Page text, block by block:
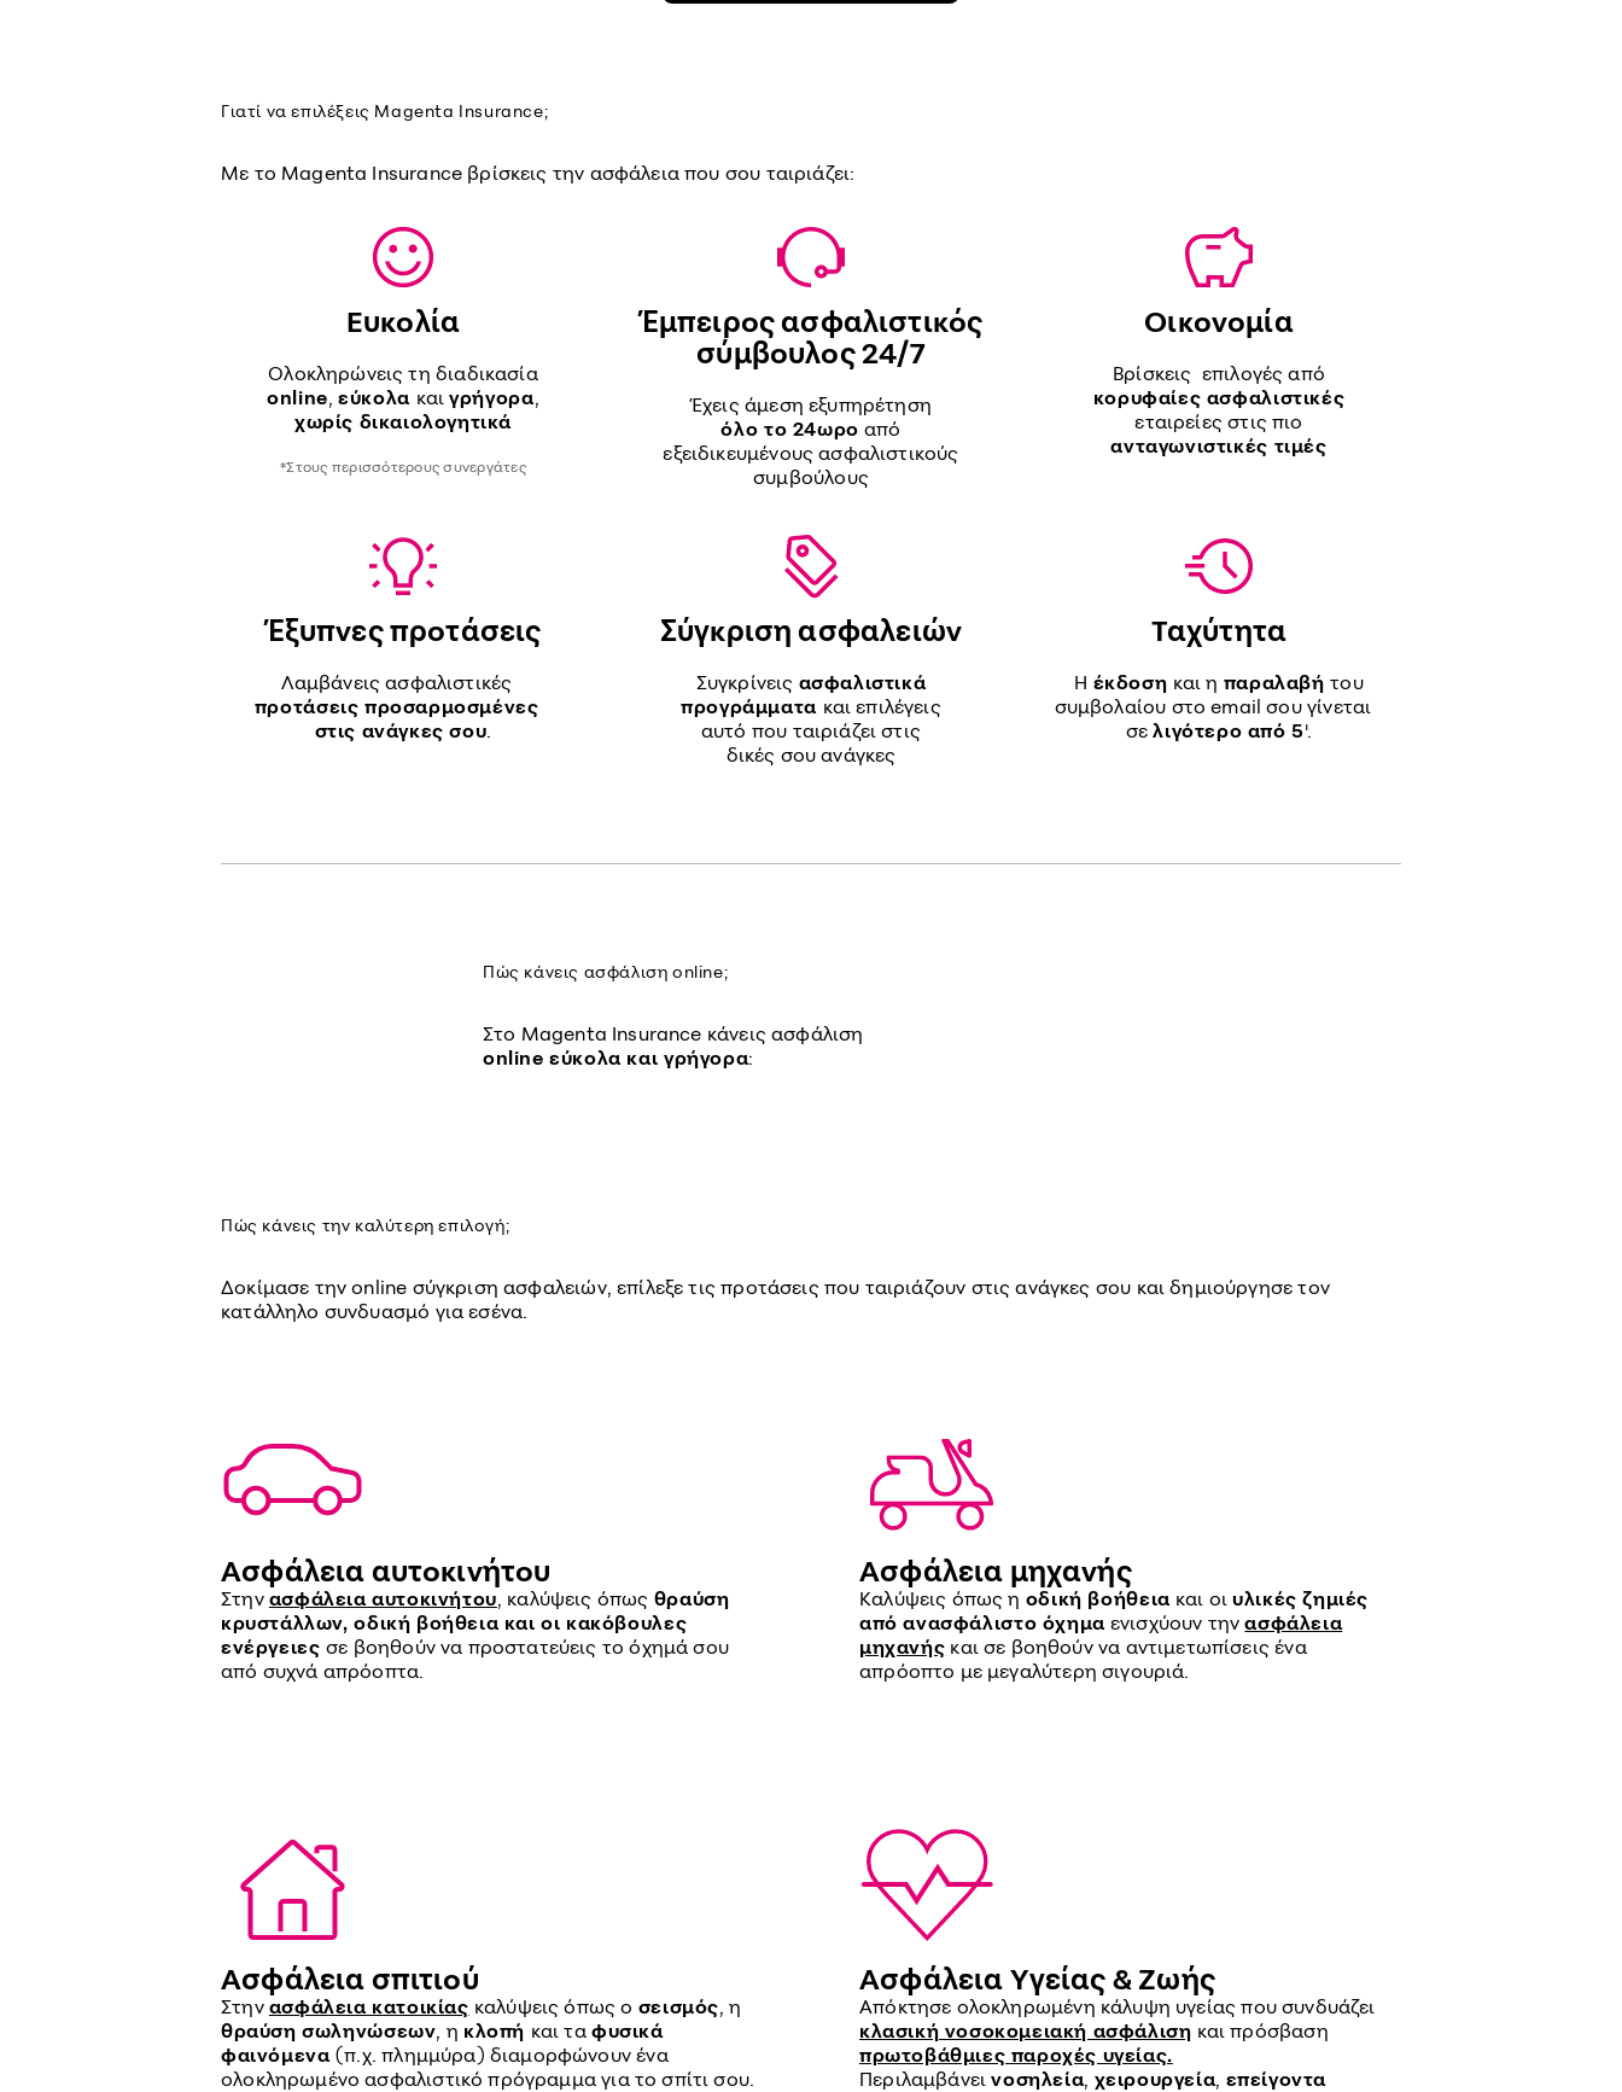
Γιατί να επιλέξεις Magenta Insurance;
Με το Magenta Insurance βρίσκεις την ασφάλεια που σου ταιριάζει:
Ευκολία
Ολοκληρώνεις τη διαδικασία
online,εύκολα καιγρήγορα,
χωρίς δικαιολογητικά
*Στους περισσότερους συνεργάτες
Έμπειρος ασφαλιστικός
σύμβουλος 24/7
Έχεις άμεση εξυπηρέτηση
όλο το 24ωρο από
εξειδικευμένους ασφαλιστικούς
συμβούλους
Οικονομία
Βρίσκεις επιλογές από
κορυφαίες ασφαλιστικές
εταιρείες στις πιο
ανταγωνιστικές τιμές
Έξυπνες προτάσεις
Λαμβάνεις ασφαλιστικές
προτάσεις προσαρμοσμένες
στις ανάγκες σου.
Σύγκριση ασφαλειών
Συγκρίνεις ασφαλιστικά
προγράμματα και επιλέγεις
αυτό που ταιριάζει στις
δικές σου ανάγκες
Ταχύτητα
Η έκδοση και η παραλαβήτου
συμβολαίου στο email σου γίνεται
σελιγότερο από 5'.
Πώς κάνεις ασφάλιση online;
Στο Magenta Insurance κάνεις ασφάλιση
online εύκολα και γρήγορα:
Πώς κάνεις την καλύτερη επιλογή;
Δοκίμασε την online σύγκριση ασφαλειών, επίλεξε τις προτάσεις που ταιριάζουν στις ανάγκες σου και δημιούργησε τον
κατάλληλο συνδυασμό για εσένα.
Ασφάλεια αυτοκινήτου
Στην ασφάλεια αυτοκινήτου, καλύψεις όπως θραύση
κρυστάλλων, οδική βοήθεια και οι κακόβουλες
ενέργειεςσε βοηθούν να προστατεύεις το όχημά σου
από συχνά απρόοπτα.
Ασφάλεια μηχανής
Καλύψεις όπως η οδική βοήθειακαι οιυλικές ζημιές
από ανασφάλιστο όχημαενισχύουν τηνασφάλεια
μηχανής και σε βοηθούν να αντιμετωπίσεις ένα
απρόοπτο με μεγαλύτερη σιγουριά.
Ασφάλεια σπιτιού
Στην ασφάλεια κατοικίας καλύψεις όπως ο σεισμός, η
θραύση σωληνώσεων, η κλοπή και τα φυσικά
φαινόμενα(π.χ. πλημμύρα) διαμορφώνουν ένα
ολοκληρωμένο ασφαλιστικό πρόγραμμα για το σπίτι σου.
Ασφάλεια Υγείας & Ζωής
Απόκτησε ολοκληρωμένη κάλυψη υγείας που συνδυάζει
κλασική νοσοκομειακή ασφάλιση και πρόσβαση
πρωτοβάθμιες παροχές υγείας.
Περιλαμβάνεινοσηλεία, χειρουργεία, επείγοντα